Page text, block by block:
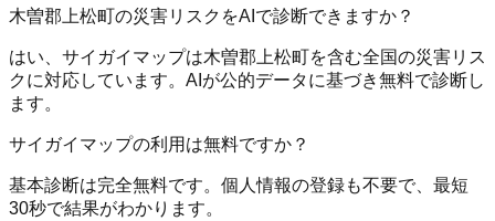
木曽郡上松町の災害リスクをAIで診断できますか？
はい、サイガイマップは木曽郡上松町を含む全国の災害リス
クに対応しています。AIが公的データに基づき無料で診断し
ます。
サイガイマップの利用は無料ですか？
基本診断は完全無料です。個人情報の登録も不要で、最短
30秒で結果がわかります。